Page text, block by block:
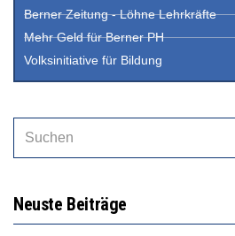
Berner Zeitung - Löhne Lehrkräfte
Mehr Geld für Berner PH
Volksinitiative für Bildung
Neuste Beiträge